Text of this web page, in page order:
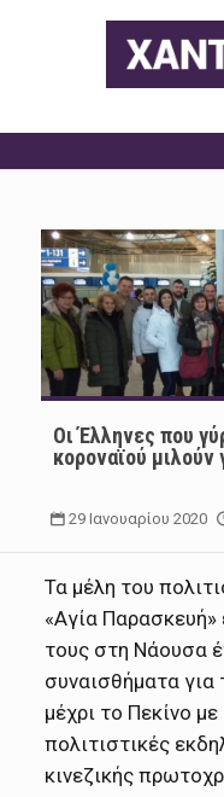
Οι Έλληνες που
κοροναϊού μιλούν
29 Ιανουαρίου 2020
Τα μέλη του
«Αγία
τους στη Νάουσα
συναισθήματα για
μέχρι το Πεκίνο
πολιτιστικές
κινεζικής